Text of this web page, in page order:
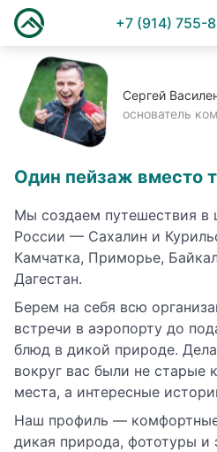
+7 (914) 755-
Сергей
основатель
Один пейзаж вместо
Мы создаем путешествия в
России — Сахалин и
Камчатка, Приморье,
Дагестан.
Берем на себя всю
встречи в аэропорту до
блюд в дикой природе.
вокруг вас были не старые
места, а интересные
Наш профиль —
дикая природа, фототуры и